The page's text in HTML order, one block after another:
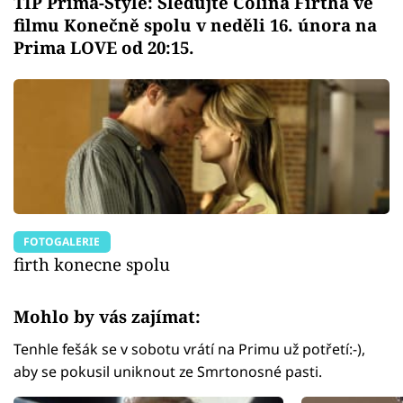
filmu Konečně spolu v neděli 16. února na
Prima LOVE od 20:15.
FOTOGALERIE
firth konecne spolu
Mohlo by vás zajímat:
Tenhle fešák se v sobotu vrátí na Primu už potřetí:-),
aby se pokusil uniknout ze Smrtonosné pasti.